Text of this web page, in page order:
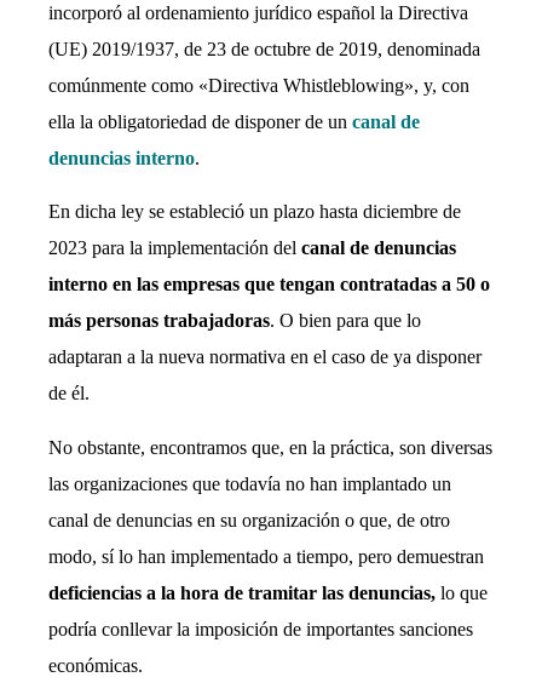
incorporó al ordenamiento jurídico español la Directiva
(UE) 2019/1937, de 23 de octubre de 2019, denominada
comúnmente como «Directiva Whistleblowing», y, con
ella la obligatoriedad de disponer de un canal de
denuncias interno.
En dicha ley se estableció un plazo hasta diciembre de
2023 para la implementación del canal de denuncias
interno en las empresas que tengan contratadas a 50 o
más personas trabajadoras. O bien para que lo
adaptaran a la nueva normativa en el caso de ya disponer
de él.
No obstante, encontramos que, en la práctica, son diversas
las organizaciones que todavía no han implantado un
canal de denuncias en su organización o que, de otro
modo, sí lo han implementado a tiempo, pero demuestran
deficiencias a la hora de tramitar las denuncias, lo que
podría conllevar la imposición de importantes sanciones
económicas.